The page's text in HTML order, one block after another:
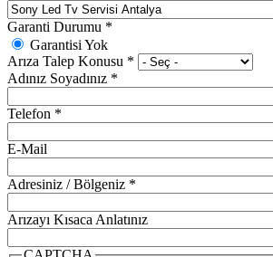
Garanti Durumu *
Garantisi Yok
Arıza Talep Konusu *
Adınız Soyadınız *
Telefon *
E-Mail
Adresiniz / Bölgeniz *
Arızayı Kısaca Anlatınız